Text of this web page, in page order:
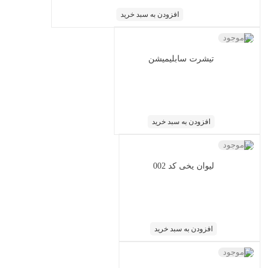
افزودن به سبد خرید
تیشرت سابلیمیشن
ناموجود
افزودن به سبد خرید
لیوان یخی کد 002
ناموجود
افزودن به سبد خرید
ناموجود